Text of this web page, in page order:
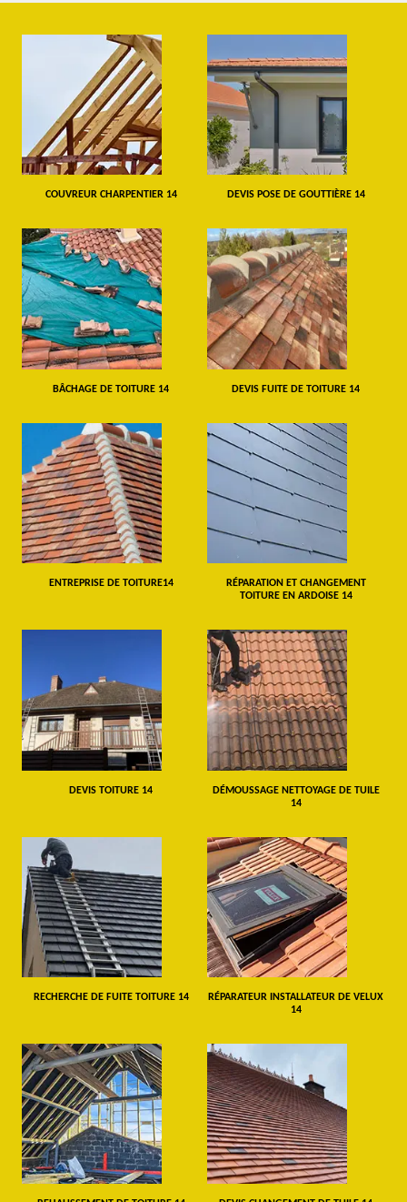
COUVREUR CHARPENTIER 14 DEVIS POSE DE GOUTTIÈRE 14
BÂCHAGE DE TOITURE 14 DEVIS FUITE DE TOITURE 14
ENTREPRISE DE TOITURE14
RÉPARATION ET CHANGEMENT
TOITURE EN ARDOISE 14
DEVIS TOITURE 14
DÉMOUSSAGE NETTOYAGE DE TUILE
14
RECHERCHE DE FUITE TOITURE 14
RÉPARATEUR INSTALLATEUR DE VELUX
14